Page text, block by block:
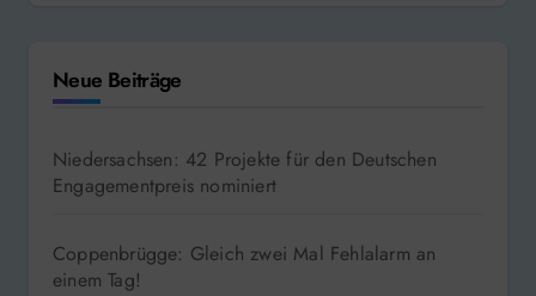
Neue Beiträge
Niedersachsen: 42 Projekte für den Deutschen
Engagementpreis nominiert
Coppenbrügge: Gleich zwei Mal Fehlalarm an
einem Tag!